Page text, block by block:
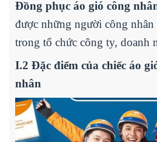
Đồng phục áo gió công
được những người công nhân
trong tổ chức công ty, doanh
I.2 Đặc điểm của chiếc áo
nhân